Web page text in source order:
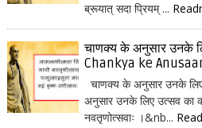
ब्रूयात् सदा प्रियम् ...
चाणक्य के अनुसार उनके
Chankya ke
चाणक्य के अनुसार उनके
अनुसार उनके लिए उत्सव का
नवतृणोत्सवाः ।&nb...